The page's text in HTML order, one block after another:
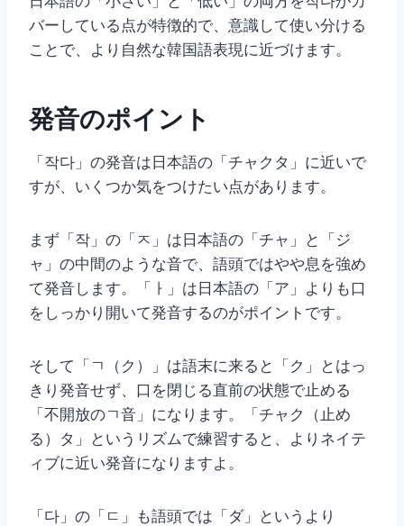
バーしている点が特徴的で、意識して使い分ける
ことで、より自然な韓国語表現に近づけます。
発音のポイント
「작다」の発音は日本語の「チャクタ」に近いで
すが、いくつか気をつけたい点があります。
まず「작」の「ㅈ」は日本語の「チャ」と「ジ
ャ」の中間のような音で、語頭ではやや息を強め
て発音します。「ㅏ」は日本語の「ア」よりも口
をしっかり開いて発音するのがポイントです。
そして「ㄱ（ク）」は語末に来ると「ク」とはっ
きり発音せず、口を閉じる直前の状態で止める
「不開放のㄱ音」になります。「チャク（止め
る）タ」というリズムで練習すると、よりネイテ
ィブに近い発音になりますよ。
「다」の「ㄷ」も語頭では「ダ」というより